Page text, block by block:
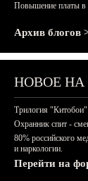
Повышение платы в
Архив блогов
НОВОЕ
Трилогия
Охранник спит -
80% российского
и наркологии.
Перейти на